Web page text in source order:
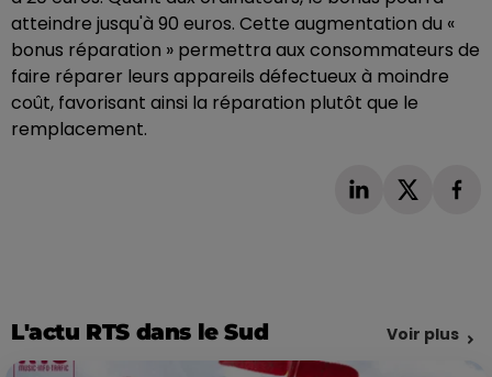
atteindre jusqu'à 90 euros. Cette augmentation du «
bonus réparation » permettra aux consommateurs de
faire réparer leurs appareils défectueux à moindre
coût, favorisant ainsi la réparation plutôt que le
remplacement.
L'actu RTS dans le Sud Voir plus